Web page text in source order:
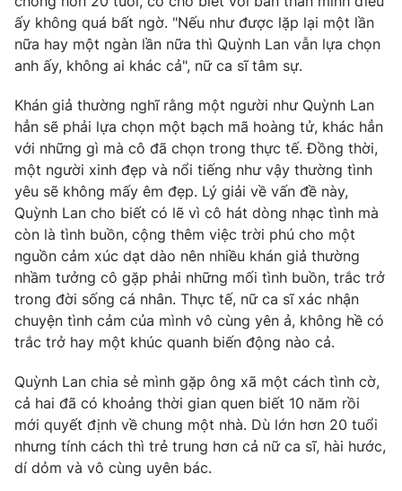
THỜI BÁO VTV
Theo dõi báo trên
Cơ quan chủ quản: Đài Truyền hình Việt Nam
Cơ quan báo chí:Thời báo VTV
Giấy phép hoạt động báo in và báo điện tử số 483/GP-BTTTT
cấp ngày 29/12/2023
Tổng Biên tập:Vũ Thanh Thủy
Phó Tổng Biên tập: Nguyễn Thị Mỹ Hạnh, Phạm Quốc Thắng,
Nguyễn Trọng Ninh
Tổng đài VTV: 024.38 355 931 - 024.38 355 932
Ðiện thoại Thời báo VTV:024.66 897 897
Email: toasoan@vtv.vn
ấy không quá bất ngờ. "Nếu như được lặp lại một lần
nữa hay một ngàn lần nữa thì Quỳnh Lan vẫn lựa chọn
anh ấy, không ai khác cả", nữ ca sĩ tâm sự.
Khán giả thường nghĩ rằng một người như Quỳnh Lan
hẳn sẽ phải lựa chọn một bạch mã hoàng tử, khác hẳn
với những gì mà cô đã chọn trong thực tế. Đồng thời,
một người xinh đẹp và nổi tiếng như vậy thường tình
yêu sẽ không mấy êm đẹp. Lý giải về vấn đề này,
Quỳnh Lan cho biết có lẽ vì cô hát dòng nhạc tình mà
còn là tình buồn, cộng thêm việc trời phú cho một
nguồn cảm xúc dạt dào nên nhiều khán giả thường
nhầm tưởng cô gặp phải những mối tình buồn, trắc trở
trong đời sống cá nhân. Thực tế, nữ ca sĩ xác nhận
chuyện tình cảm của mình vô cùng yên ả, không hề có
trắc trở hay một khúc quanh biến động nào cả.
Quỳnh Lan chia sẻ mình gặp ông xã một cách tình cờ,
cả hai đã có khoảng thời gian quen biết 10 năm rồi
mới quyết định về chung một nhà. Dù lớn hơn 20 tuổi
nhưng tính cách thì trẻ trung hơn cả nữ ca sĩ, hài hước,
dí dỏm và vô cùng uyên bác.